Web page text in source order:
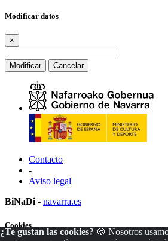
Modificar datos
×
Modificar Cancelar
Contacto
-
Aviso legal
BiNaDi - navarra.es
¿Te gustan las cookies? 🍪 Nosotros
Cookies